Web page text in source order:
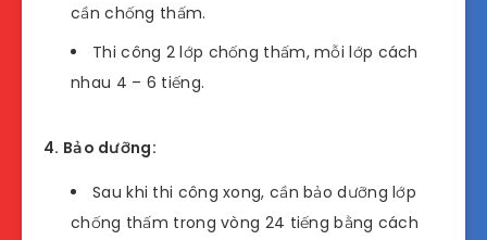
cần chống thấm.
Thi công 2 lớp chống thấm, mỗi lớp cách
nhau 4 – 6 tiếng.
4. Bảo dưỡng:
Sau khi thi công xong, cần bảo dưỡng lớp
chống thấm trong vòng 24 tiếng bằng cách